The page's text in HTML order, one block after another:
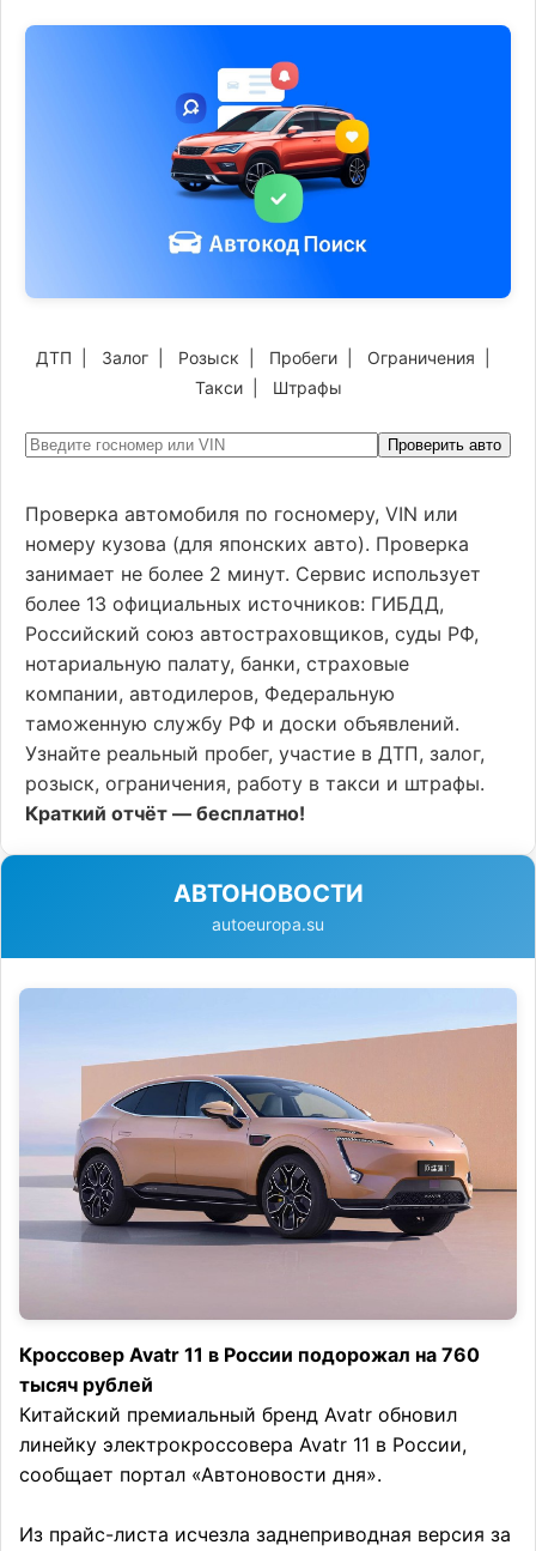
ДТП Залог Розыск Пробеги Ограничения
Такси| Штрафы
Проверить авто
Проверка автомобиля по госномеру, VIN или
номеру кузова (для японских авто). Проверка
занимает не более 2 минут. Сервис использует
более 13 официальных источников: ГИБДД,
Российский союз автостраховщиков, суды РФ,
нотариальную палату, банки, страховые
компании, автодилеров, Федеральную
таможенную службу РФ и доски объявлений.
Узнайте реальный пробег, участие в ДТП, залог,
розыск, ограничения, работу в такси и штрафы.
Краткий отчёт — бесплатно!
АВТОНОВОСТИ
autoeuropa.su
Кроссовер Avatr 11 в России подорожал на 760
тысяч рублей
Китайский премиальный бренд Avatr обновил
линейку электрокроссовера Avatr 11 в России,
сообщает портал «Автоновости дня».
Из прайс-листа исчезла заднеприводная версия за